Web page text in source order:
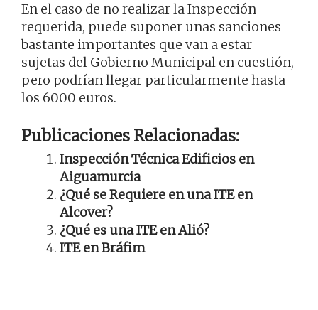
En el caso de no realizar la Inspección
requerida, puede suponer unas sanciones
bastante importantes que van a estar
sujetas del Gobierno Municipal en cuestión,
pero podrían llegar particularmente hasta
los 6000 euros.
Publicaciones Relacionadas:
Inspección Técnica Edificios en
Aiguamurcia
¿Qué se Requiere en una ITE en
Alcover?
¿Qué es una ITE en Alió?
ITE en Bráfim